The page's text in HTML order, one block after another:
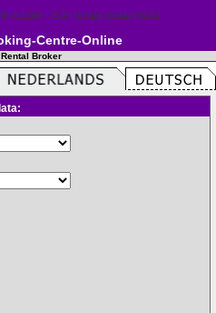
Centre-Online
Rental Broker